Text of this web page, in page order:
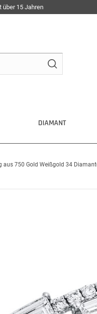
über 15 Jahren
DIAMANT
aus 750 Gold Weißgold 34